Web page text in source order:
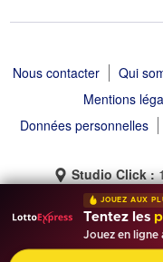
Nous contacter Qui
Mentions
Données personnelles
Studio Click :
Tirage Gagnant ©
JOUEZ AUX
Tentez les
Jouez en ligne